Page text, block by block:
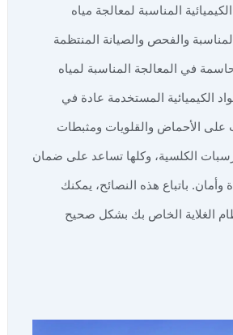
المناسبة لمعالجة مياه
والفحص والصيانة المنتظمة
في المعالجة المناسبة لمياه
الكيميائية المستخدمة عادة في
على الأحماض والقلويات ومثبطات
الكلسية، وكلها تساعد على ضمان
وأمان. باتباع هذه النصائح، يمكنك
الغلاية الخاص بك بشكل صحيح